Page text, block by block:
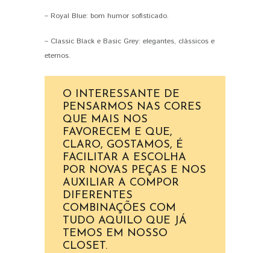
– Royal Blue: bom humor sofisticado.
– Classic Black e Basic Grey: elegantes, clássicos e
eternos.
O INTERESSANTE DE
PENSARMOS NAS CORES
QUE MAIS NOS
FAVORECEM E QUE,
CLARO, GOSTAMOS, É
FACILITAR A ESCOLHA
POR NOVAS PEÇAS E NOS
AUXILIAR A COMPOR
DIFERENTES
COMBINAÇÕES COM
TUDO AQUILO QUE JÁ
TEMOS EM NOSSO
CLOSET.